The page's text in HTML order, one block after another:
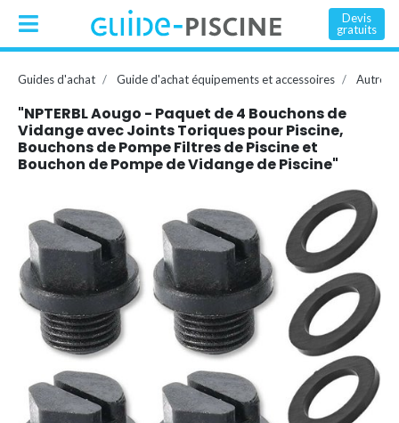
Devis
gratuits
Guides d'achat Guide d'achat équipements et accessoires Autres
"NPTERBL Aougo - Paquet de 4 Bouchons de
Vidange avec Joints Toriques pour Piscine,
Bouchons de Pompe Filtres de Piscine et
Bouchon de Pompe de Vidange de Piscine"